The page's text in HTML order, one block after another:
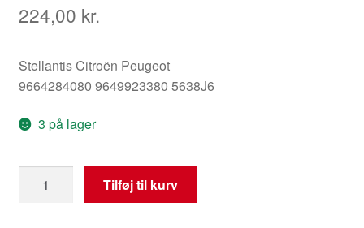
224,00 kr.
Stellantis Citroën Peugeot
9664284080 9649923380 5638J6
3 på lager
kabelbundt
Tilføj til kurv